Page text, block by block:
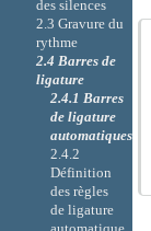
des silences
2.3 Gravure du
rythme
2.4 Barres de
ligature
2.4.1 Barres
de ligature
automatiques
2.4.2
Définition
des règles
de ligature